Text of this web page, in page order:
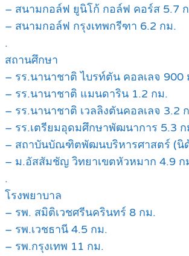
– สนามกอล์ฟ ยูนิโก้ กอล์ฟ คอร์ส 5.7
– สนามกอล์ฟ กรุงเทพกรีฑา 6.2 กม.
.
สถานศึกษา
– รร.นานาชาติ ไบรท์ตัน คอลเลจ 900
– รร.นานาชาติ แมนดาริน 1.2 กม.
– รร.นานาชาติ เวลลิงตันคอลเลจ 3.2
– รร.เตรียมอุดมศึกษาพัฒนาการ 5.3 ก
– สถาบันบัณฑิตพัฒนบริหารศาสตร์ (นิ
– ม.อัสสัมชัญ วิทยาเขตหัวหมาก 4.9 ก
.
โรงพยาบาล
– รพ. สมิติเวชศรีนครินทร์ 8 กม.
– รพ.เวชธานี 4.5 กม.
– รพ.กรุงเทพ 11 กม.